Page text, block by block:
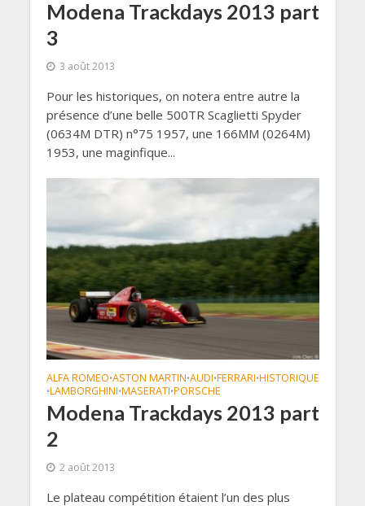
Modena Trackdays 2013 part
3
3 août 2013
Pour les historiques, on notera entre autre la
présence d’une belle 500TR Scaglietti Spyder
(0634M DTR) n°75 1957, une 166MM (0264M)
1953, une maginfique...
ALFA ROMEO•ASTON MARTIN•AUDI•FERRARI•HISTORIQUE
•LAMBORGHINI•MASERATI•PORSCHE
Modena Trackdays 2013 part
2
2 août 2013
Le plateau compétition étaient l’un des plus